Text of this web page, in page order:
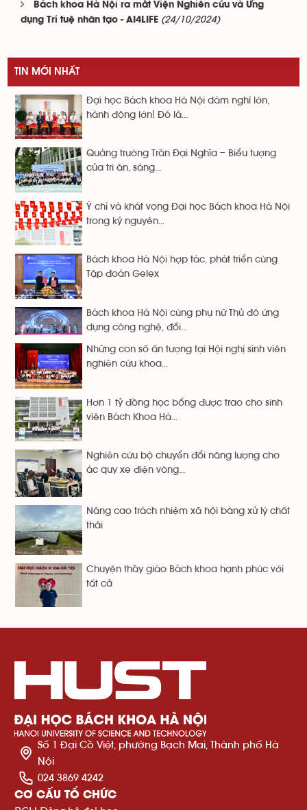
Bách khoa Hà Nội ra mắt Viện Nghiên cứu và Ứng
dụng Trí tuệ nhân tạo - AI4LIFE (24/10/2024)
TIN MỚI NHẤT
Đại học Bách khoa Hà Nội dám nghĩ lớn,
hành động lớn! Đó là...
Quảng trường Trần Đại Nghĩa – Biểu tượng
của tri ân, sáng...
Ý chí và khát vọng Đại học Bách khoa Hà Nội
trong kỷ nguyên...
Bách khoa Hà Nội hợp tác, phát triển cùng
Tập đoàn Gelex
Bách khoa Hà Nội cùng phụ nữ Thủ đô ứng
dụng công nghệ, đổi...
Những con số ấn tượng tại Hội nghị sinh viên
nghiên cứu khoa...
Hơn 1 tỷ đồng học bổng được trao cho sinh
viên Bách Khoa Hà...
Nghiên cứu bộ chuyển đổi năng lượng cho
ắc quy xe điện vòng...
Nâng cao trách nhiệm xã hội bằng xử lý chất
thải
Chuyện thầy giáo Bách khoa hạnh phúc với
tất cả
Số 1 Đại Cồ Việt, phường Bạch Mai, Thành phố Hà
Nội
024 3869 4242
CƠ CẤU TỔ CHỨC